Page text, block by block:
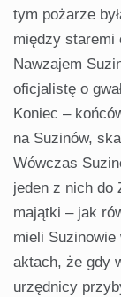
tym pożarze
między staremi
Nawzajem
oficjalistę o
Koniec –
na Suzinów,
Wówczas
jeden z nich do
majątki – jak
mieli
aktach, że gdy
urzędnicy